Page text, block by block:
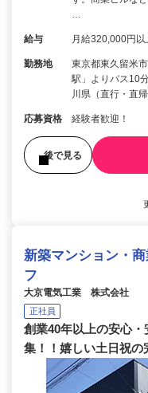
…
給与 月給320,000円以
勤務地
東京都東久留米
駅」よりバス10
川県（直行・直帰
応募資格 経験者歓迎！
後で見る
新築マンション・
フ
大京電気工業 株式会社
正社員
創業40年以上の安心
集！！嬉しい土日祝の